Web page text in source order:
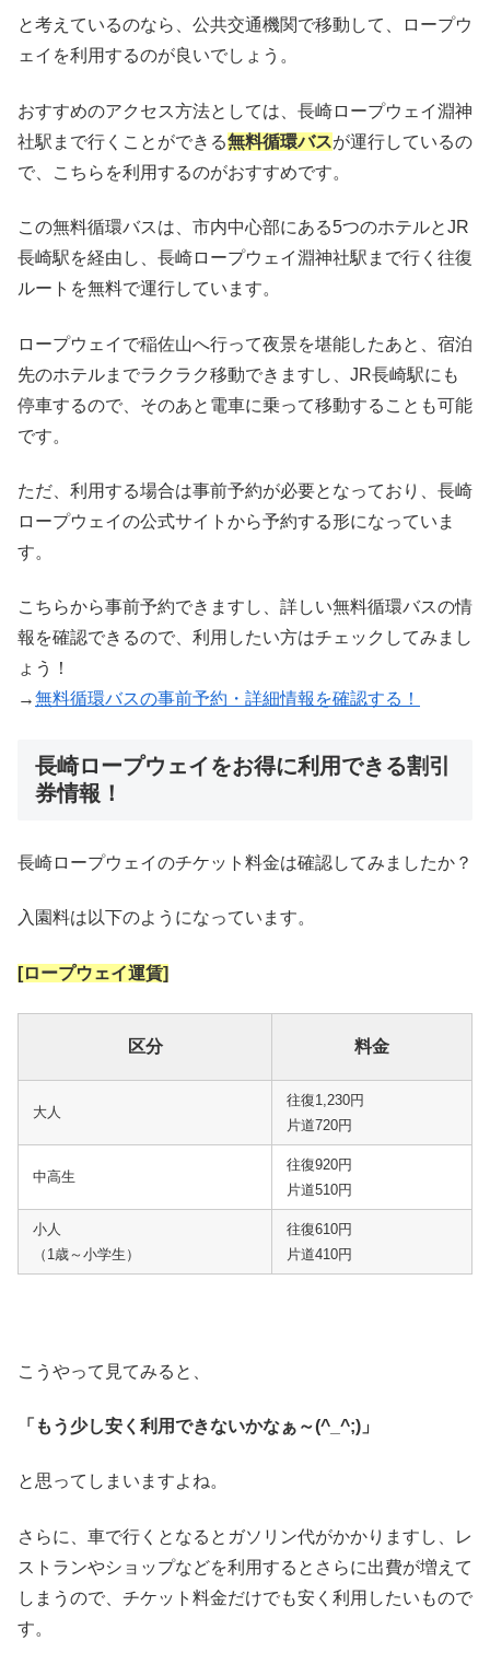
と考えているのなら、公共交通機関で移動して、ロープウ
ェイを利用するのが良いでしょう。
おすすめのアクセス方法としては、長崎ロープウェイ淵神
社駅まで行くことができる無料循環バスが運行しているの
で、こちらを利用するのがおすすめです。
この無料循環バスは、市内中心部にある5つのホテルとJR
長崎駅を経由し、長崎ロープウェイ淵神社駅まで行く往復
ルートを無料で運行しています。
ロープウェイで稲佐山へ行って夜景を堪能したあと、宿泊
先のホテルまでラクラク移動できますし、JR長崎駅にも
停車するので、そのあと電車に乗って移動することも可能
です。
ただ、利用する場合は事前予約が必要となっており、長崎
ロープウェイの公式サイトから予約する形になっていま
す。
こちらから事前予約できますし、詳しい無料循環バスの情
報を確認できるので、利用したい方はチェックしてみまし
ょう！
→無料循環バスの事前予約・詳細情報を確認する！
長崎ロープウェイをお得に利用できる割引
券情報！
長崎ロープウェイのチケット料金は確認してみましたか？
入園料は以下のようになっています。
[ロープウェイ運賃]
区分 料金
大人
往復1,230円
片道720円
中高生
往復920円
片道510円
小人
（1歳～小学生）
往復610円
片道410円
こうやって見てみると、
「もう少し安く利用できないかなぁ～(^_^;)」
と思ってしまいますよね。
さらに、車で行くとなるとガソリン代がかかりますし、レ
ストランやショップなどを利用するとさらに出費が増えて
しまうので、チケット料金だけでも安く利用したいもので
す。